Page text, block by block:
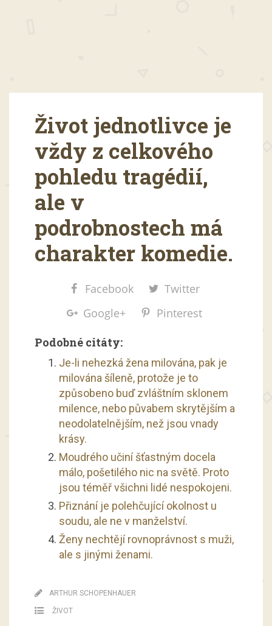
Život jednotlivce je
vždy z celkového
pohledu tragédií,
ale v
podrobnostech má
charakter komedie.
Facebook
Twitter
Google+
Pinterest
Podobné citáty:
Je-li nehezká žena milována, pak je
milována šíleně, protože je to
způsobeno buď zvláštním sklonem
milence, nebo půvabem skrytějším a
neodolatelnějším, než jsou vnady
krásy.
Moudrého učiní šťastným docela
málo, pošetilého nic na světě. Proto
jsou téměř všichni lidé nespokojeni.
Přiznání je polehčující okolnost u
soudu, ale ne v manželství.
Ženy nechtějí rovnoprávnost s muži,
ale s jinými ženami.
ARTHUR SCHOPENHAUER
ŽIVOT